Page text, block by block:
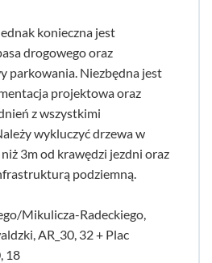
konieczna jest
drogowego oraz
parkowania. Niezbędna jest
projektowa oraz
z wszystkimi
wykluczyć drzewa w
3m od krawędzi jezdni oraz
podziemną.
Mikulicza-Radeckiego,
AR_30, 32 + Plac
18